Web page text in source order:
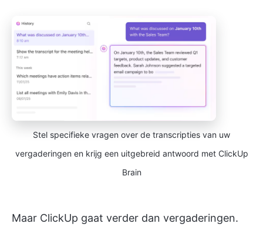
Stel specifieke vragen over de transcripties van uw
vergaderingen en krijg een uitgebreid antwoord met ClickUp
Brain
Maar ClickUp gaat verder dan vergaderingen.